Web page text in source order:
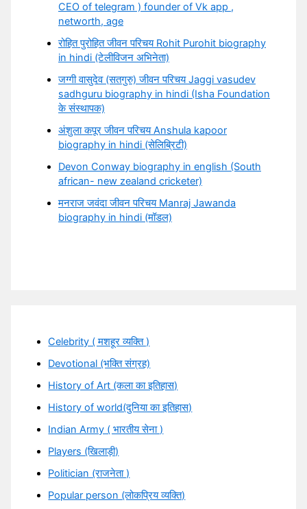
CEO of telegram ) founder of Vk app ,
networth, age
रोहित पुरोहित जीवन परिचय Rohit Purohit biography
in hindi (टेलीविजन अभिनेता)
जग्गी वासुदेव (सतगुरु) जीवन परिचय Jaggi vasudev
sadhguru biography in hindi (Isha Foundation
के संस्थापक)
अंशुला कपूर जीवन परिचय Anshula kapoor
biography in hindi (सेलिब्रिटी)
Devon Conway biography in english (South
african- new zealand cricketer)
मनराज जवंदा जीवन परिचय Manraj Jawanda
biography in hindi (मॉडल)
Celebrity ( मशहूर व्यक्ति )
Devotional (भक्ति संग्रह)
History of Art (कला का इतिहास)
History of world(दुनिया का इतिहास)
Indian Army ( भारतीय सेना )
Players (खिलाड़ी)
Politician (राजनेता )
Popular person (लोकप्रिय व्यक्ति)